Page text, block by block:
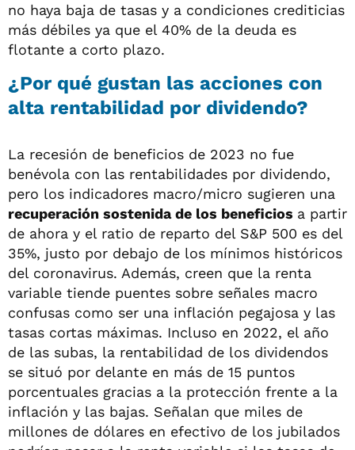
no haya baja de tasas y a condiciones crediticias
más débiles ya que el 40% de la deuda es
flotante a corto plazo.
¿Por qué gustan las acciones con
alta rentabilidad por dividendo?
La recesión de beneficios de 2023 no fue
benévola con las rentabilidades por dividendo,
pero los indicadores macro/micro sugieren una
recuperación sostenida de los beneficios a partir
de ahora y el ratio de reparto del S&P 500 es del
35%, justo por debajo de los mínimos históricos
del coronavirus. Además, creen que la renta
variable tiende puentes sobre señales macro
confusas como ser una inflación pegajosa y las
tasas cortas máximas. Incluso en 2022, el año
de las subas, la rentabilidad de los dividendos
se situó por delante en más de 15 puntos
porcentuales gracias a la protección frente a la
inflación y las bajas. Señalan que miles de
millones de dólares en efectivo de los jubilados